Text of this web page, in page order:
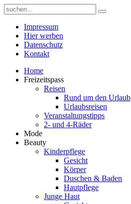
Impressum
Hier werben
Datenschutz
Kontakt
Home
Freizeitspass
Reisen
Rund um den Urlaub
Urlaubsreisen
Veranstaltungstipps
2- und 4-Räder
Mode
Beauty
Kinderpflege
Gesicht
Körper
Duschen & Baden
Hautpflege
Junge Haut